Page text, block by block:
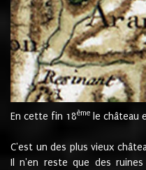
En cette fin 18ème le château
C'est un des plus vieux
Il n'en reste que des